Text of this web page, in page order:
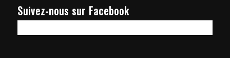
Suivez-nous sur Facebook